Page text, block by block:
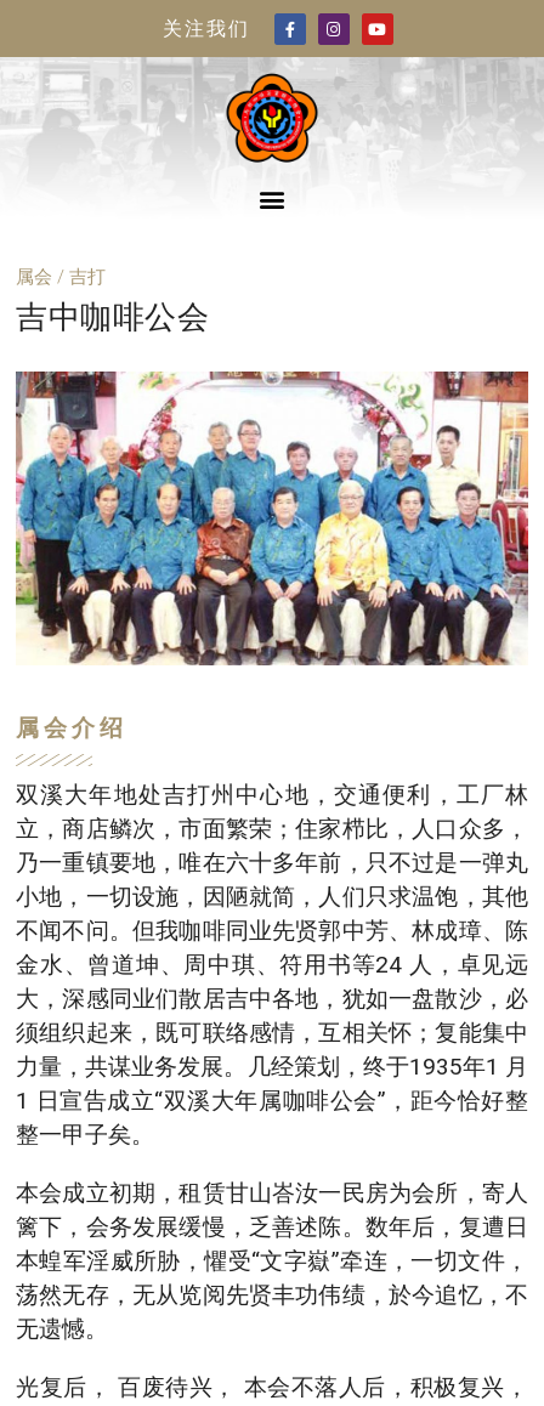
关注我们
属会 / 吉打
吉中咖啡公会
属会介绍
双溪大年地处吉打州中心地，交通便利，工厂林
立，商店鳞次，市面繁荣；住家栉比，人口众多，
乃一重镇要地，唯在六十多年前，只不过是一弹丸
小地，一切设施，因陋就简，人们只求温饱，其他
不闻不问。但我咖啡同业先贤郭中芳、林成璋、陈
金水、曾道坤、周中琪、符用书等24 人，卓见远
大，深感同业们散居吉中各地，犹如一盘散沙，必
须组织起来，既可联络感情，互相关怀；复能集中
力量，共谋业务发展。几经策划，终于1935年1 月
1 日宣告成立“双溪大年属咖啡公会”，距今恰好整
整一甲子矣。
本会成立初期，租赁甘山峇汝一民房为会所，寄人
篱下，会务发展缓慢，乏善述陈。数年后，复遭日
本蝗军淫威所胁，懼受“文字嶽”牵连，一切文件，
荡然无存，无从览阅先贤丰功伟绩，於今追忆，不
无遗憾。
光复后， 百废待兴， 本会不落人后，积极复兴，